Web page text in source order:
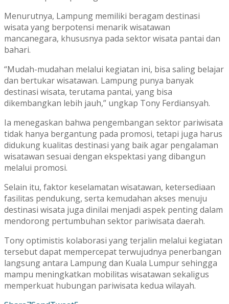
Menurutnya, Lampung memiliki beragam destinasi
wisata yang berpotensi menarik wisatawan
mancanegara, khususnya pada sektor wisata pantai dan
bahari.
“Mudah-mudahan melalui kegiatan ini, bisa saling belajar
dan bertukar wisatawan. Lampung punya banyak
destinasi wisata, terutama pantai, yang bisa
dikembangkan lebih jauh,” ungkap Tony Ferdiansyah.
Ia menegaskan bahwa pengembangan sektor pariwisata
tidak hanya bergantung pada promosi, tetapi juga harus
didukung kualitas destinasi yang baik agar pengalaman
wisatawan sesuai dengan ekspektasi yang dibangun
melalui promosi.
Selain itu, faktor keselamatan wisatawan, ketersediaan
fasilitas pendukung, serta kemudahan akses menuju
destinasi wisata juga dinilai menjadi aspek penting dalam
mendorong pertumbuhan sektor pariwisata daerah.
Tony optimistis kolaborasi yang terjalin melalui kegiatan
tersebut dapat mempercepat terwujudnya penerbangan
langsung antara Lampung dan Kuala Lumpur sehingga
mampu meningkatkan mobilitas wisatawan sekaligus
memperkuat hubungan pariwisata kedua wilayah.